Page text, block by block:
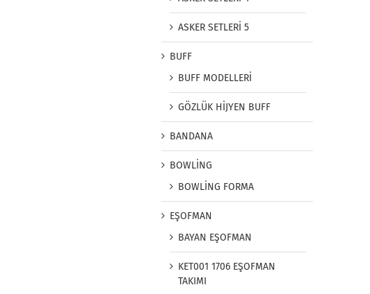
ASKER SETLERİ 5
BUFF
BUFF MODELLERİ
GÖZLÜK HİJYEN BUFF
BANDANA
BOWLİNG
BOWLİNG FORMA
EŞOFMAN
BAYAN EŞOFMAN
KET001 1706 EŞOFMAN
TAKIMI